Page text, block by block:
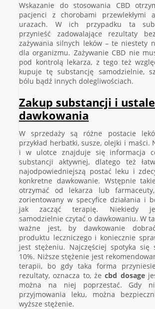
Wskazanie do stosowania CBD
pacjenci z chorobami przewlekłymi
urazach. W ich przypadku ta
przynieść zadowalające rezultaty
zażywania silnych leków – te niestety
dla organizmu. Zażywanie CBD nie
pod kontrolą lekarza, z tego też
kupuje tę substancję samodzielnie,
bólu bądź innych dolegliwościach.
Zakup substancji i
dawkowania
W sprzedaży są różne postacie
przykład herbatki, susze, olejki i maści.
i w ulotce znajduje się informacja
substancji aktywnej, dlatego też
najodpowiedniejszą postać leku i
konkretne dawkowanie. Wstępnie
otrzymać od lekarza lub
zorientowany w specyfice działania i
jak zacząć terapię. Niekiedy
samodzielnie czytać o dawkowaniu. W
ważne jest, by dawkowanie
produktu leczniczego i koniecznie
jest stężeniu. Najczęściej spotyka się
10%. Niższe stężenie jest
terapii, bo gdy taka forma
rezultaty, oznacza to, żecbd dosage
można na niej poprzestać. Gdy
przyjmowania leku, można
wyższe stężenie.